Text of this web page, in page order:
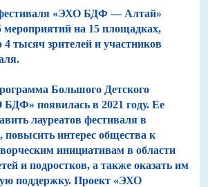
«ЭХО БДФ — Алтай»
мероприятий на 15 площадках,
4 тысяч зрителей и участников
Большого Детского
появилась в 2021 году. Ее
лауреатов фестиваля в
повысить интерес общества к
инициативам в области
и подростков, а также оказать им
поддержку. Проект «ЭХО